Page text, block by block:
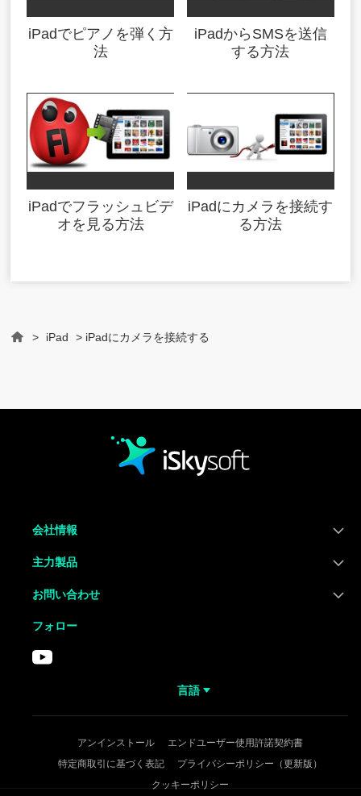
iPadでピアノを弾く方
法
iPadからSMSを送信
する方法
iPadでフラッシュビデ
オを見る方法
iPadにカメラを接続す
る方法
> iPad > iPadにカメラを接続する
会社情報
主力製品
お問い合わせ
フォロー
言語
アンインストール
エンドユーザー使用許諾契約書
特定商取引に基づく表記
プライバシーポリシー（更新版）
クッキーポリシー